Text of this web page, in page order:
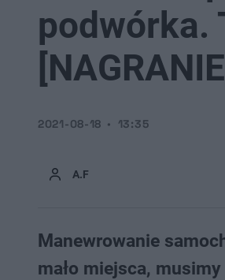
podwórka.
A.F
2021-08-18 13:35
Manewrowanie
mało miejsca,